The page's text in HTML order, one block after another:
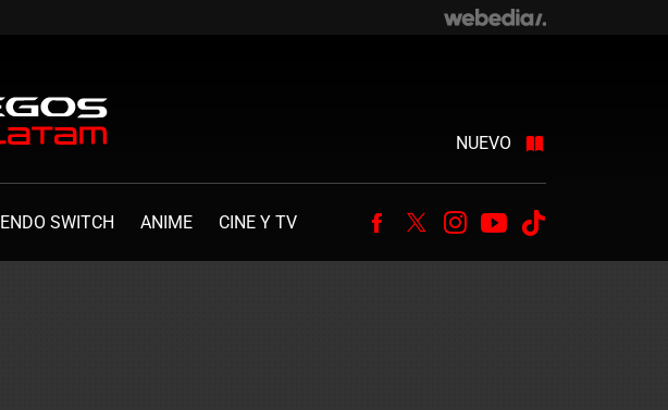
NUEVO
SWITCH ANIME CINE Y TV Facebook
TwitterInstagram
Youtube